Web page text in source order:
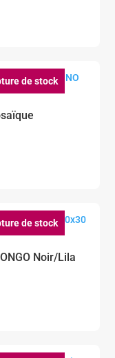
de stock
de stock
Noir/Lila